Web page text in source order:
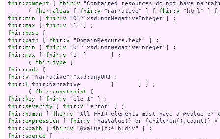
fhir:comment [ fhir:v "Contained resources do not have
      (
fhir:alias [ fhir:v "narrative" ] [ fhir:v "html" ]
fhir:min [ fhir:v
fhir:max [ fhir:v
fhir:base
fhir:path [ fhir:v
fhir:min [ fhir:v
fhir:max [ fhir:v "1" ]       ] ;
      (
fhir:type
fhir:code
fhir:v
fhir:l fhir:Narrative         ]       ] ) ;
      (
fhir:constraint
fhir:key [ fhir:v
fhir:severity [ fhir:v
fhir:human [ fhir:v
fhir:expression [ fhir:v
fhir:xpath [ fhir:v
fhir:source